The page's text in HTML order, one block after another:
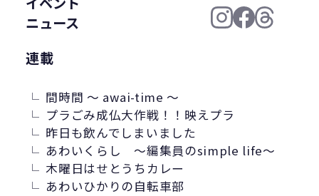
ニュース
連載
間時間 ～ awai-time ～
プラごみ成仏大作戦！！映えプラ
昨日も飲んでしまいました
あわいくらし ～編集員のsimple life～
木曜日はせとうちカレー
あわいひかりの自転車部